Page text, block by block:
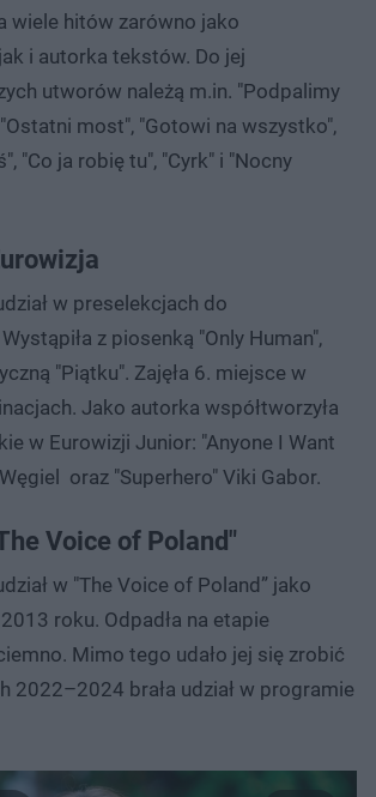
wiele hitów zarówno jako
i autorka tekstów. Do jej
utworów należą m.in. "Podpalimy
most", "Gotowi na wszystko",
"Co ja robię tu", "Cyrk" i "Nocny
w preselekcjach do
z piosenką "Only Human",
"Piątku". Zajęła 6. miejsce w
Jako autorka współtworzyła
w Eurowizji Junior: "Anyone I Want
oraz "Superhero" Viki Gabor.
Voice of Poland"
w "The Voice of Poland” jako
roku. Odpadła na etapie
Mimo tego udało jej się zrobić
2022–2024 brała udział w programie